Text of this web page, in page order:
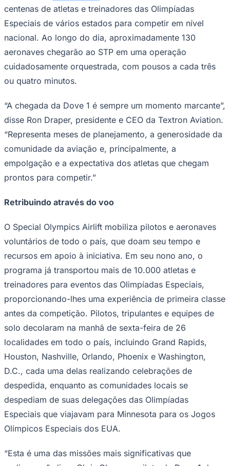
NBA
NFL
Fórmula 1
UFC
MLB
NHL
Vôlei
Competições de Futebol
Brasileirão Série A
Brasileirão Série B
Paulistão
Copa do Brasil
Libertadores
Copa América
Premier League
Mundial 2026
Times - Ir direto
centenas de atletas e treinadores das Olimpíadas
Especiais de vários estados para competir em nível
nacional. Ao longo do dia, aproximadamente 130
aeronaves chegarão ao STP em uma operação
cuidadosamente orquestrada, com pousos a cada três
ou quatro minutos.
“A chegada da Dove 1 é sempre um momento marcante”,
disse Ron Draper, presidente e CEO da Textron Aviation.
“Representa meses de planejamento, a generosidade da
comunidade da aviação e, principalmente, a
empolgação e a expectativa dos atletas que chegam
prontos para competir.”
Retribuindo através do voo
O Special Olympics Airlift mobiliza pilotos e aeronaves
voluntários de todo o país, que doam seu tempo e
recursos em apoio à iniciativa. Em seu nono ano, o
programa já transportou mais de 10.000 atletas e
treinadores para eventos das Olimpíadas Especiais,
proporcionando-lhes uma experiência de primeira classe
antes da competição. Pilotos, tripulantes e equipes de
solo decolaram na manhã de sexta-feira de 26
localidades em todo o país, incluindo Grand Rapids,
Houston, Nashville, Orlando, Phoenix e Washington,
D.C., cada uma delas realizando celebrações de
despedida, enquanto as comunidades locais se
despediam de suas delegações das Olimpíadas
Especiais que viajavam para Minnesota para os Jogos
Olímpicos Especiais dos EUA.
“Esta é uma das missões mais significativas que